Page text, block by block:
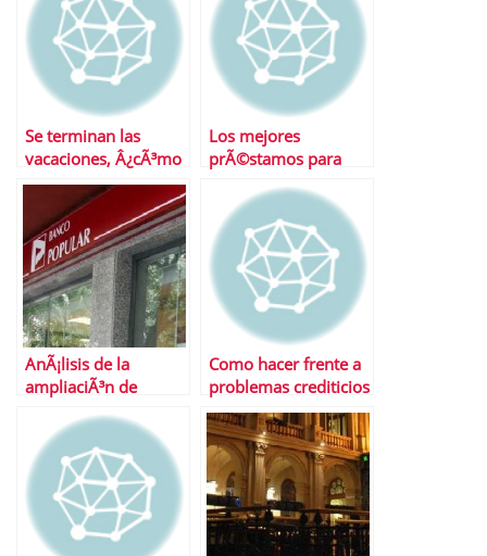
Se terminan las
vacaciones, Â¿cÃ³mo
ganarle a la crisis?
Los mejores
prÃ©stamos para
AnÃ¡lisis de la
ampliaciÃ³n de
de sus convertibles
Como hacer frente a
problemas crediticios